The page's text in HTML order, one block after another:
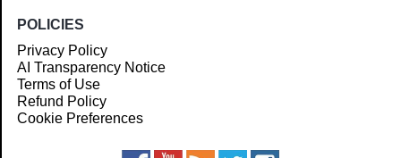
POLICIES
Privacy Policy
AI Transparency Notice
Terms of Use
Refund Policy
Cookie Preferences